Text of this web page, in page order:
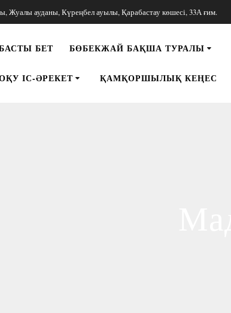
Жуалы ауданы, Күреңбел ауылы, Қарабастау көшесі, 33А ғим.
БЕТ БӨБЕКЖАЙ БАҚША ТУРАЛЫ
ІС-ӘРЕКЕТ ҚАМҚОРШЫЛЫҚ КЕҢЕС